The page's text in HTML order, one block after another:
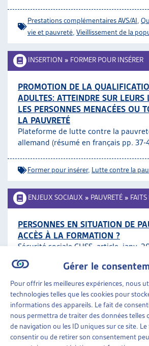
Gérer le
Pour offrir les meilleures expériences, nous
technologies telles que les cookies pour
informations des appareils. Le fait de
nous permettra de traiter des données telles
de navigation ou les ID uniques sur ce site.
consentir ou de retirer son consentement
Prestations complémentaires AVS/AI
vie et pauvreté Vieillissement de la
INSERTION » FORMER POUR INSÉRER
PROMOTION DE LA
ADULTES: ATTEINDRE SUR LEURS
LES PERSONNES MENACÉES OU
LA PAUVRETÉ
Plateforme de lutte contre la
allemand (résumé en français pp.
Former pour insérer, Lutte contre la
ENJEUX SOCIAUX » PAUVRETÉ » FAITS
PERSONNES EN SITUATION DE
ACCÈS À LA FORMATION ?
Sécurité sociale CHSS, article, janv.
ENJEUX SOCIAUX » PAUVRETÉ
ET PAUVRETÉ
VIVRE DANS LA PRÉCARITÉ –